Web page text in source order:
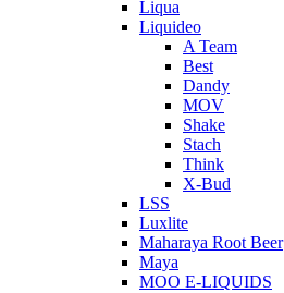
Liqua
Liquideo
A Team
Best
Dandy
MOV
Shake
Stach
Think
X-Bud
LSS
Luxlite
Maharaya Root Beer
Maya
MOO E-LIQUIDS